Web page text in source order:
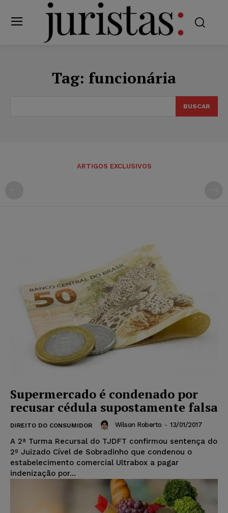
Tag: funcionária
BUSCAR
ARTIGOS EXCLUSIVOS
Supermercado é condenado por
recusar cédula supostamente falsa
DIREITO DO CONSUMIDOR Wilson Roberto - 13/01/2017
A 2ª Turma Recursal do TJDFT confirmou sentença do
2º Juizado Cível de Sobradinho que condenou o
estabelecimento comercial Ultrabox a pagar
indenização por...